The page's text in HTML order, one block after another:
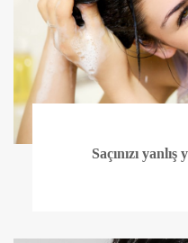
Saçınızı yanlış